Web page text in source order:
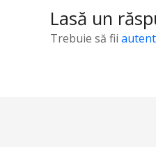
i
g
Lasă un
Trebuie să fii